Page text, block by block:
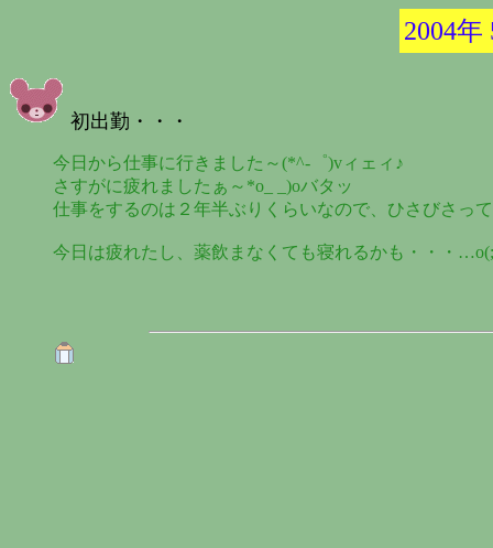
2004年
初出勤・・・
今日から仕事に行きました～(*^-゜)vィェィ♪
さすがに疲れましたぁ～*o_ _)oバタッ
仕事をするのは２年半ぶりくらいなので、ひさびさっ
今日は疲れたし、薬飲まなくても寝れるかも・・・